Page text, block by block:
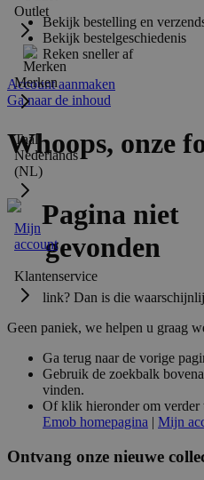
Outlet
Merken
Taal:
Nederlands
(NL)
Mijn
account
Klantenservice
Bekijk bestelling en
Bekijk bestelgeschiedenis
Reken sneller af
Account aanmaken
Ga naar de inhoud
Whoops, onze
link? Dan is die
Geen paniek, we helpen u graag
Ga terug naar de vorige
Gebruik de zoekbalk
vinden.
Of klik hieronder om verder
Emob homepagina | Mijn
Ontvang onze nieuwe